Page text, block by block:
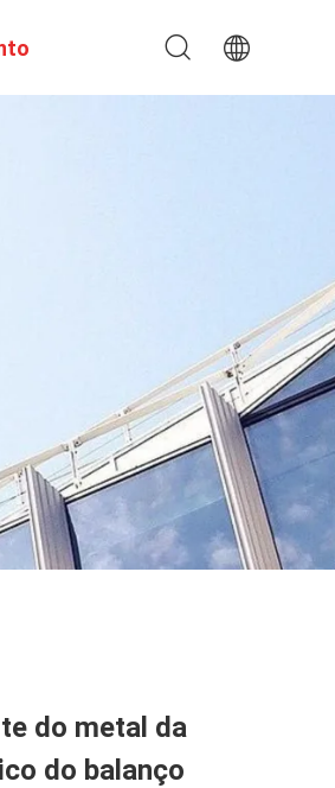
do metal da
do balanço